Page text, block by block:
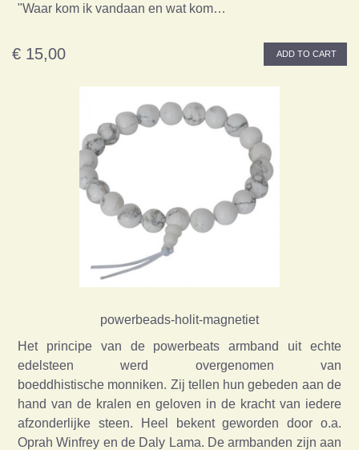
"Waar kom ik vandaan en wat kom…
€ 15,00 ADD TO CART
powerbeads-holit-magnetiet
Het principe van de powerbeats armband uit echte
edelsteen werd overgenomen van
boeddhistische monniken. Zij tellen hun gebeden aan de
hand van de kralen en geloven in de kracht van iedere
afzonderlijke steen. Heel bekent geworden door o.a.
Oprah Winfrey en de Daly Lama. De armbanden zijn aan